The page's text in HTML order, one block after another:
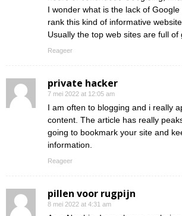
I wonder what is the lack of
rank this kind of informative
Usually the top web sites are full of
Reageer
private hacker
7 mei 2022 at 12:05 am
I am often to blogging and i really
content. The article has really
going to bookmark your site and
information.
Reageer
pillen voor rugpijn
8 mei 2022 at 4:31 am